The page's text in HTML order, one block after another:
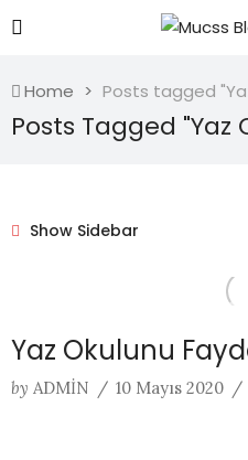
Home Posts tagged
Posts Tagged "Yaz
Show Sidebar
Yaz Okulunu
by ADMIN / 10 Mayıs 2020 /